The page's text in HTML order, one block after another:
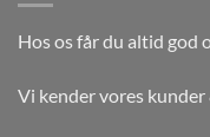
Hos os får du altid god
Vi kender vores kunder